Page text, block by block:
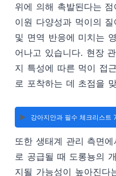
위에 의해 촉발된다는
이원 다양성과 먹이의
및 면역 반응에 미치는
어나고 있습니다. 현장
지 특성에 따른 먹이 접
로 포착하는 데 초점을
▶️ 강아지안과 필수 체크리스트
또한 생태계 관리 측면
로 공급될 때 도롱뇽의
지될 가능성이 높아진다